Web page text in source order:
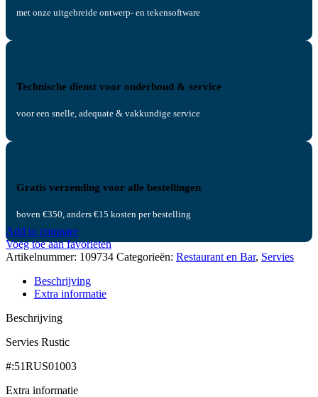
met onze uitgebreide ontwerp- en tekensoftware
Technische dienst voor onderhoud & service
voor een snelle, adequate & vakkundige service
Gratis verzending voor alle bestellingen
boven €350, anders €15 kosten per bestelling
Add to compare
Voeg toe aan favorieten
Artikelnummer: 109734 Categorieën: Restaurant en Bar, Servies
Beschrijving
Extra informatie
Beschrijving
Servies Rustic
#:51RUS01003
Extra informatie